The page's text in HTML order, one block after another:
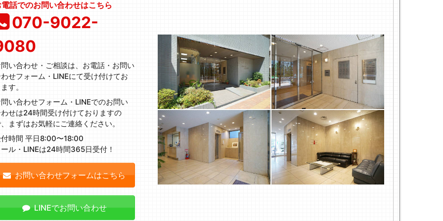
話でのお問い合わせはこちら
070-9022-
い合わせ・ご相談は、お電話・お問い
せフォーム・LINEにて受け付けてお
す。
い合わせフォーム・LINEでのお問い
せは24時間受け付けておりますの
まずはお気軽にご連絡ください。
時間 平日8:00〜18:00
ル・LINEは24時間365日受付！
お問い合わせフォームはこちら
LINEでお問い合わせ